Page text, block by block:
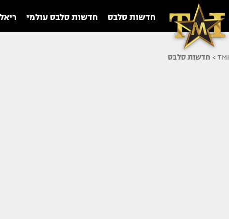
חדשות סלבס חדשות סלבס עולמי
TMI
> חדשות סלבס